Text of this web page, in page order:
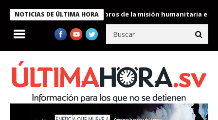
NOTICIAS DE ÚLTIMA HORA
Bukele condecora a miembros de la misión humanitaria enviada